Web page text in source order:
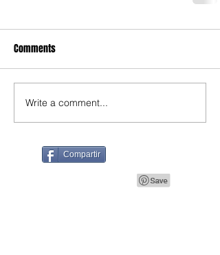
Comments
Write a comment...
Compartir